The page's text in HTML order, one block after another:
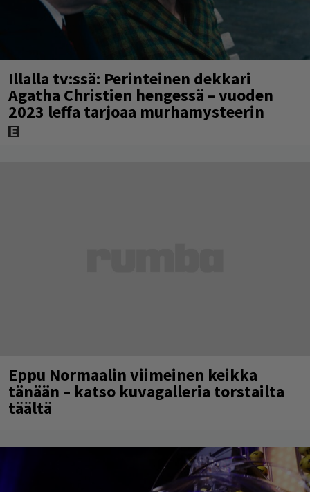
Illalla tv:ssä: Perinteinen dekkari
Agatha Christien hengessä – vuoden
2023 leffa tarjoaa murhamysteerin
Eppu Normaalin viimeinen keikka
tänään – katso kuvagalleria torstailta
täältä